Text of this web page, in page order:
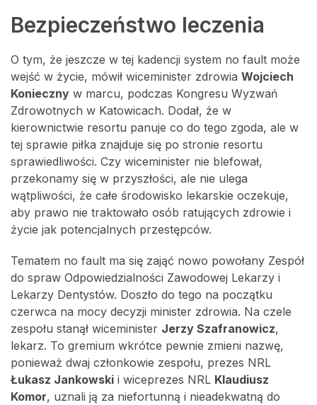
Bezpieczeństwo leczenia
O tym, że jeszcze w tej kadencji system no fault może
wejść w życie, mówił wiceminister zdrowia Wojciech
Konieczny w marcu, podczas Kongresu Wyzwań
Zdrowotnych w Katowicach. Dodał, że w
kierownictwie resortu panuje co do tego zgoda, ale w
tej sprawie piłka znajduje się po stronie resortu
sprawiedliwości. Czy wiceminister nie blefował,
przekonamy się w przyszłości, ale nie ulega
wątpliwości, że całe środowisko lekarskie oczekuje,
aby prawo nie traktowało osób ratujących zdrowie i
życie jak potencjalnych przestępców.
Tematem no fault ma się zająć nowo powołany Zespół
do spraw Odpowiedzialności Zawodowej Lekarzy i
Lekarzy Dentystów. Doszło do tego na początku
czerwca na mocy decyzji minister zdrowia. Na czele
zespołu stanął wiceminister Jerzy Szafranowicz,
lekarz. To gremium wkrótce pewnie zmieni nazwę,
ponieważ dwaj członkowie zespołu, prezes NRL
Łukasz Jankowski i wiceprezes NRL Klaudiusz
Komor, uznali ją za niefortunną i nieadekwatną do